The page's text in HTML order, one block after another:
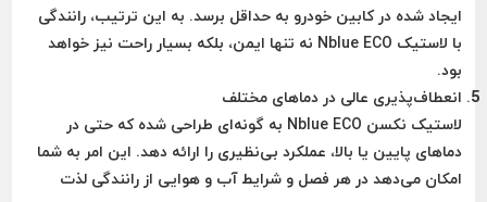
ایجاد شده در کابین خودرو به حداقل برسد. به این ترتیب، رانندگی
با لاستیک Nblue ECO نه تنها ایمن، بلکه بسیار راحت نیز خواهد
بود.
انعطاف‌پذیری عالی در دماهای مختلف
لاستیک نکسن Nblue ECO به گونه‌ای طراحی شده که حتی در
دماهای پایین یا بالا، عملکرد بی‌نظیری را ارائه دهد. این امر به شما
امکان می‌دهد در هر فصل و شرایط آب و هوایی از رانندگی لذت